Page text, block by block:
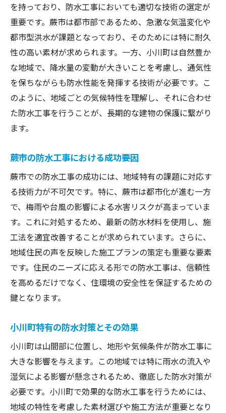
を持っており、防水工事においても適切な技術の選定が
重要です。蕨市は都市部であるため、急激な気温変化や
都市型洪水が課題となっており、そのためには特に耐久
性の高い素材が求められます。一方、小川町は自然豊か
な地域で、降水量の変動が大きいことを考慮し、通気性
を保ちながらも防水性能を発揮する技術が必要です。こ
のように、地域ごとの気候特性を理解し、それに合わせ
た防水工事を行うことが、長期的な建物の保護に繋がり
ます。
蕨市の防水工事における成功要因
蕨市での防水工事の成功には、地域特有の課題に対応す
る技術力が不可欠です。特に、蕨市は都市化が進む一方
で、梅雨や台風の影響による水害リスクが高まっていま
す。これに対処するため、最新の防水材料を使用し、施
工法を適宜改善することが求められています。さらに、
地域住民の声を反映した施工プランの策定も重要な要素
です。住民のニーズに応える形での防水工事は、信頼性
を高めるだけでなく、住環境の安全性を保証するための
鍵となります。
小川町特有の防水対策とその効果
小川町は山間部に位置し、地形や気候条件が防水工事に
大きな影響を与えます。この地域では特に雨水の流入や
湿気による影響が懸念されるため、徹底した防水対策が
必要です。小川町で効果的な防水工事を行うためには、
地域の特性を考慮した素材選びや施工方法が重要となり